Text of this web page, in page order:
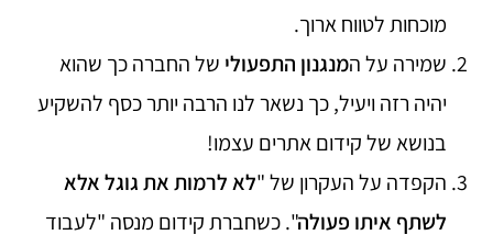
מוכחות לטווח ארוך.
שמירה על המנגנון התפעולי של החברה כך שהוא
יהיה רזה ויעיל, כך נשאר לנו הרבה יותר כסף להשקיע
בנושא של קידום אתרים עצמו!
הקפדה על העקרון של "לא לרמות את גוגל אלא
לשתף איתו פעולה". כשחברת קידום מנסה "לעבוד